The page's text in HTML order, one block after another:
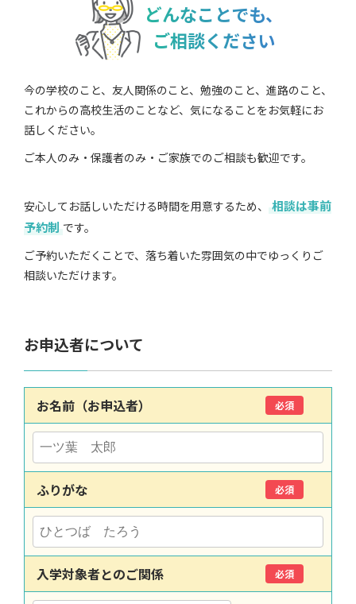
どんなことでも、
ご相談ください
今の学校のこと、友人関係のこと、勉強のこと、進路のこと、
これからの高校生活のことなど、気になることをお気軽にお
話しください。
ご本人のみ・保護者のみ・ご家族でのご相談も歓迎です。
安心してお話しいただける時間を用意するため、
相談は事前
予約制 です。
ご予約いただくことで、落ち着いた雰囲気の中でゆっくりご
相談いただけます。
お申込者について
お名前（お申込者） 必須
ふりがな 必須
入学対象者とのご関係 必須